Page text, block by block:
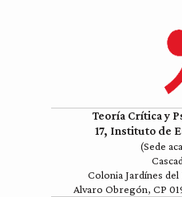
Teoría Crítica y
17, Instituto de
(Sede
Colonia Jardínes
Alvaro Obregón, CP